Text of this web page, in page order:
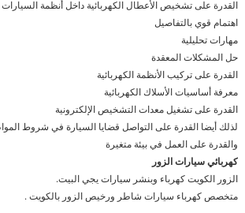
القدرة على تشخيص الأعطال الكهربائية داخل أنظمة السيارات
اهتمام قوي بالتفاصيل
مهارات تحليلية
حل المشكلات المعقدة
القدرة على تركيب الأنظمة الكهربائية
معرفة أساسيات الأسلاك الكهربائية
القدرة على تشغيل معدات التشخيص الإلكترونية
لذلك أيضا القدرة على التواصل قضايا السيارة في شروط
والقدرة على العمل في بيئة متغيرة
كهربائي سيارات الزور
الزور الكويت كهرباء وبنشر سيارات يجي البيت.
متخصص كهرباء سيارات شاطر ورخيص الزور بالكويت .